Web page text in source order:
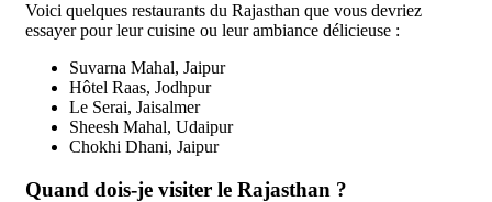
Voici quelques restaurants du Rajasthan que vous devriez
essayer pour leur cuisine ou leur ambiance délicieuse :
Suvarna Mahal, Jaipur
Hôtel Raas, Jodhpur
Le Serai, Jaisalmer
Sheesh Mahal, Udaipur
Chokhi Dhani, Jaipur
Quand dois-je visiter le Rajasthan ?